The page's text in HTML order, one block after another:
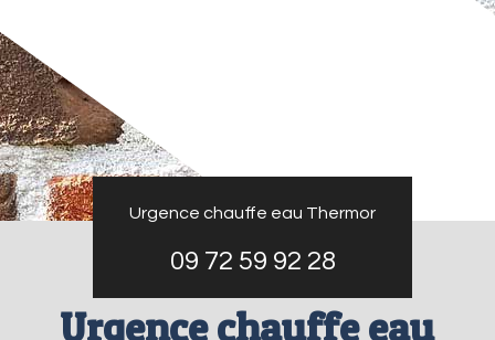
Urgence chauffe eau Thermor
09 72 59 92 28
Urgence chauffe eau